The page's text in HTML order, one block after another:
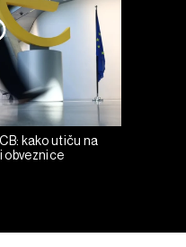
kako utiču na
obveznice